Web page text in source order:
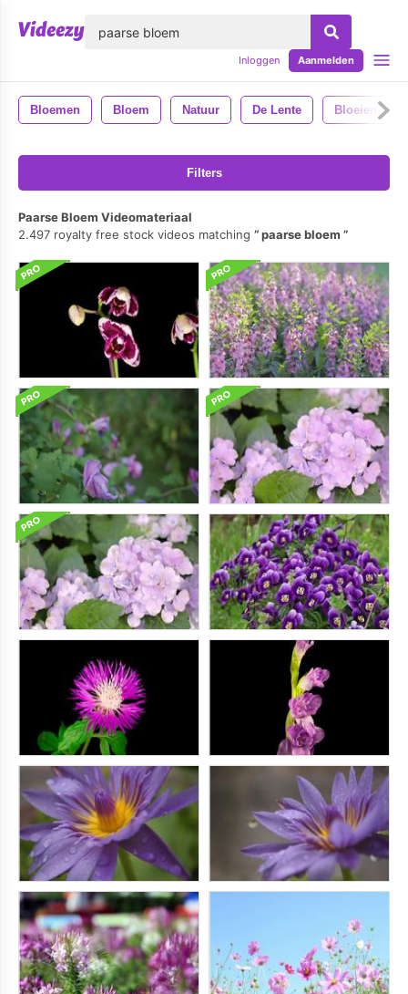
Inloggen Aanmelden
Bloemen Bloem Natuur De Lente Bloeien
Filters
Paarse Bloem Videomateriaal
2.497 royalty free stock videos matching
paarse bloem